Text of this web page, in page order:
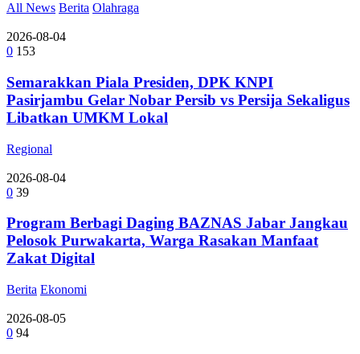
All News Berita Olahraga
2026-08-04
0 153
Semarakkan Piala Presiden, DPK KNPI
Pasirjambu Gelar Nobar Persib vs Persija Sekaligus
Libatkan UMKM Lokal
Regional
2026-08-04
0 39
Program Berbagi Daging BAZNAS Jabar Jangkau
Pelosok Purwakarta, Warga Rasakan Manfaat
Zakat Digital
Berita Ekonomi
2026-08-05
0 94